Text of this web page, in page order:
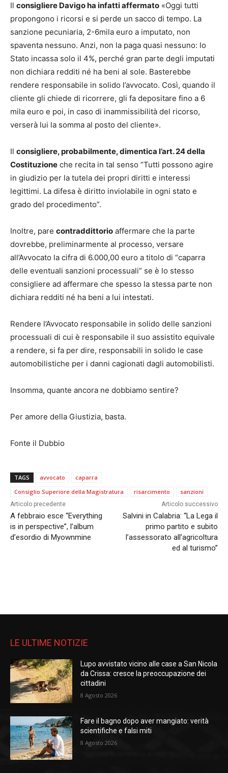
Il consigliere Davigo ha infatti affermato «Oggi tutti
propongono i ricorsi e si perde un sacco di tempo. La
sanzione pecuniaria, 2-6mila euro a imputato, non
spaventa nessuno. Anzi, non la paga quasi nessuno: lo
Stato incassa solo il 4%, perché gran parte degli imputati
non dichiara redditi né ha beni al sole. Basterebbe
rendere responsabile in solido l’avvocato. Così, quando il
cliente gli chiede di ricorrere, gli fa depositare fino a 6
mila euro e poi, in caso di inammissibilità del ricorso,
verserà lui la somma al posto del cliente».
Il consigliere, probabilmente, dimentica l’art. 24 della
Costituzione che recita in tal senso “Tutti possono agire
in giudizio per la tutela dei propri diritti e interessi
legittimi. La difesa è diritto inviolabile in ogni stato e
grado del procedimento”.
Inoltre, pare contraddittorio affermare che la parte
dovrebbe, preliminarmente al processo, versare
all’Avvocato la cifra di 6.000,00 euro a titolo di “caparra
delle eventuali sanzioni processuali” se è lo stesso
consigliere ad affermare che spesso la stessa parte non
dichiara redditi né ha beni a lui intestati.
Rendere l’Avvocato responsabile in solido delle sanzioni
processuali di cui è responsabile il suo assistito equivale
a rendere, si fa per dire, responsabili in solido le case
automobilistiche per i danni cagionati dagli automobilisti.
Insomma, quante ancora ne dobbiamo sentire?
Per amore della Giustizia, basta.
Fonte il Dubbio
TAGS avvocato
caparra
Consiglio Superiore della Magistratura
risarcimento sanzioni
Articolo precedente
A febbraio esce “Everything
is in perspective”, l’album
d’esordio di Myownmine
Articolo successivo
Salvini in Calabria: “La Lega il
primo partito e subito
l’assessorato all’agricoltura
ed al turismo”
LE ULTIME NOTIZIE
Lupo avvistato vicino alle case a San Nicola
da Crissa: cresce la preoccupazione dei
cittadini
8 Agosto 2026
Fare il bagno dopo aver mangiato: verità
scientifiche e falsi miti
8 Agosto 2026